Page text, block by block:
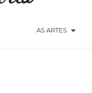
AS ARTES arrow_drop_down